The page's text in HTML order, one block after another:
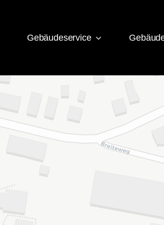
Gebäudeservice